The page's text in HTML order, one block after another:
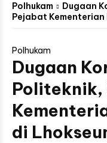
Polhukam
Dugaan
Pejabat Kementerian
Polhukam
Dugaan
Politeknik,
di